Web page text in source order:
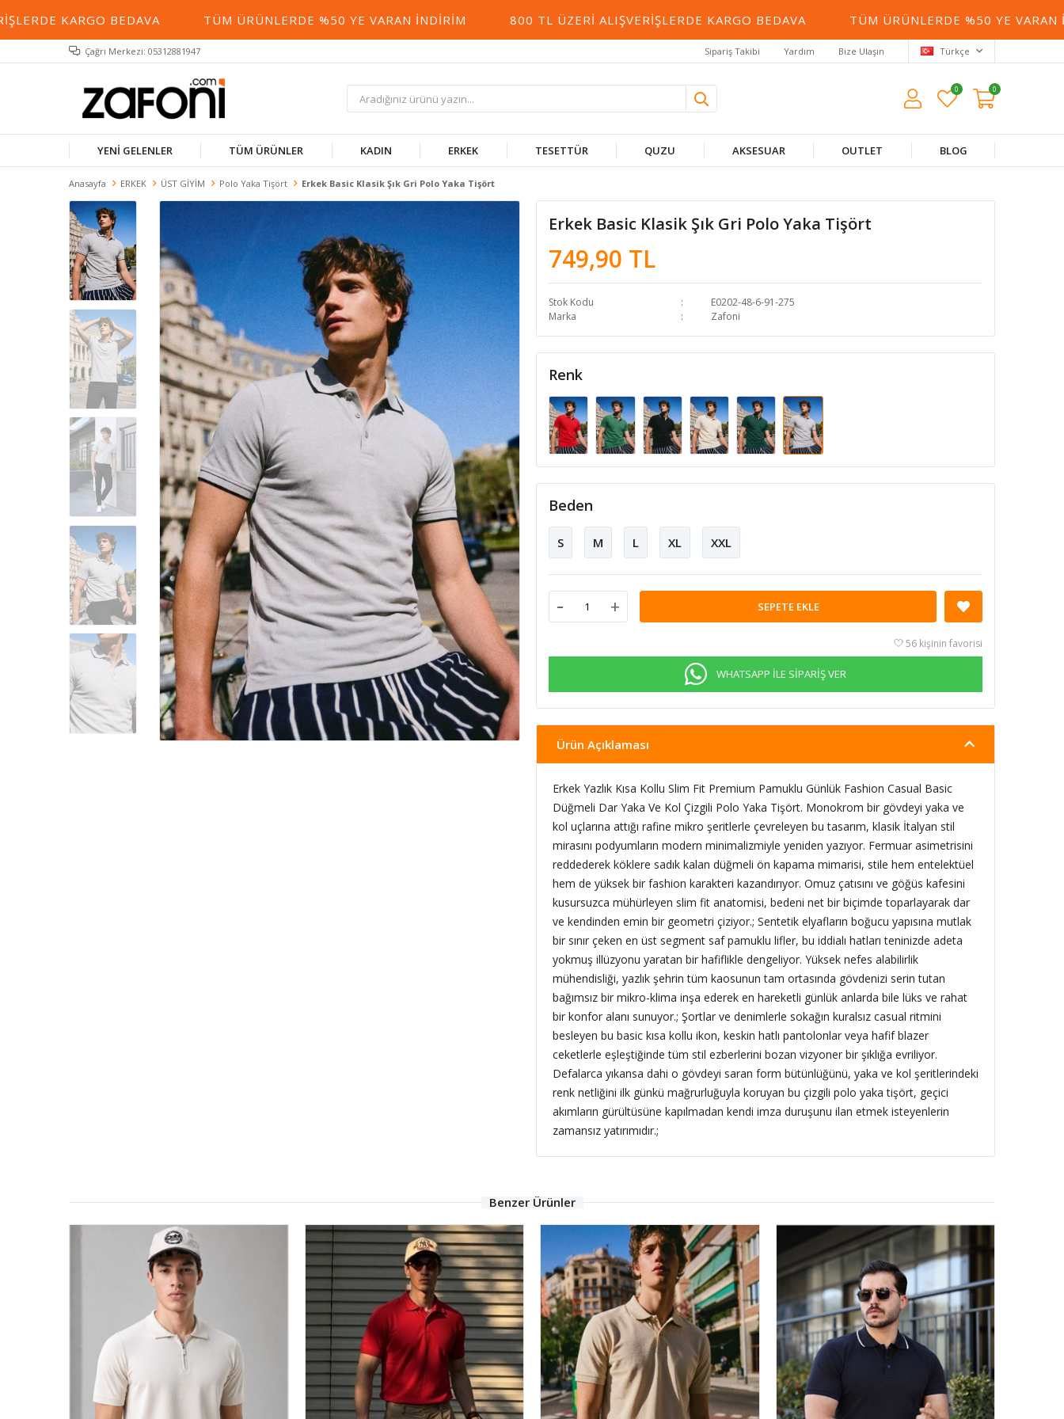
KARGO BEDAVA TÜM ÜRÜNLERDE %50 YE VARAN İNDIRIM 800 TL ÜZERI ALIŞVERIŞLERDE KARGO BEDAVA TÜM ÜRÜNLERDE %50 YE VARAN
Çağrı Merkezi: 05312881947 Sipariş Takibi Yardım Bize Ulaşın Türkçe
0 0
YENİ GELENLER TÜM ÜRÜNLER KADIN ERKEK TESETTÜR QUZU AKSESUAR OUTLET BLOG
Anasayfa ERKEK ÜST GİYİM Polo Yaka Tişört Erkek Basic Klasik Şık Gri Polo Yaka Tişört
Erkek Basic Klasik Şık Gri Polo Yaka Tişört
749,90 TL
Stok Kodu
E0202-48-6-91-275
Marka
Zafoni
Renk
Beden
S M L XL XXL
- + SEPETE EKLE
56 kişinin favorisi
WHATSAPP İLE SİPARİŞ VER
Ürün Açıklaması
Erkek Yazlık Kısa Kollu Slim Fit Premium Pamuklu Günlük Fashion Casual Basic
Düğmeli Dar Yaka Ve Kol Çizgili Polo Yaka Tişört. Monokrom bir gövdeyi yaka ve
kol uçlarına attığı rafine mikro şeritlerle çevreleyen bu tasarım, klasik İtalyan stil
mirasını podyumların modern minimalizmiyle yeniden yazıyor. Fermuar asimetrisini
reddederek köklere sadık kalan düğmeli ön kapama mimarisi, stile hem entelektüel
hem de yüksek bir fashion karakteri kazandırıyor. Omuz çatısını ve göğüs kafesini
kusursuzca mühürleyen slim fit anatomisi, bedeni net bir biçimde toparlayarak dar
ve kendinden emin bir geometri çiziyor.; Sentetik elyafların boğucu yapısına mutlak
bir sınır çeken en üst segment saf pamuklu lifler, bu iddialı hatları teninizde adeta
yokmuş illüzyonu yaratan bir hafiflikle dengeliyor. Yüksek nefes alabilirlik
mühendisliği, yazlık şehrin tüm kaosunun tam ortasında gövdenizi serin tutan
bağımsız bir mikro-klima inşa ederek en hareketli günlük anlarda bile lüks ve rahat
bir konfor alanı sunuyor.; Şortlar ve denimlerle sokağın kuralsız casual ritmini
besleyen bu basic kısa kollu ikon, keskin hatlı pantolonlar veya hafif blazer
ceketlerle eşleştiğinde tüm stil ezberlerini bozan vizyoner bir şıklığa evriliyor.
Defalarca yıkansa dahi o gövdeyi saran form bütünlüğünü, yaka ve kol şeritlerindeki
renk netliğini ilk günkü mağrurluğuyla koruyan bu çizgili polo yaka tişört, geçici
akımların gürültüsüne kapılmadan kendi imza duruşunu ilan etmek isteyenlerin
zamansız yatırımıdır.;
Benzer Ürünler